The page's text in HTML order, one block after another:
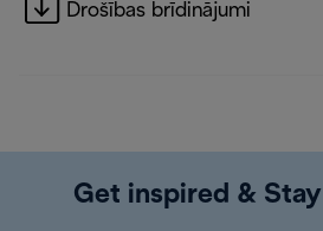
Drošības brīdinājumi
Get inspired &